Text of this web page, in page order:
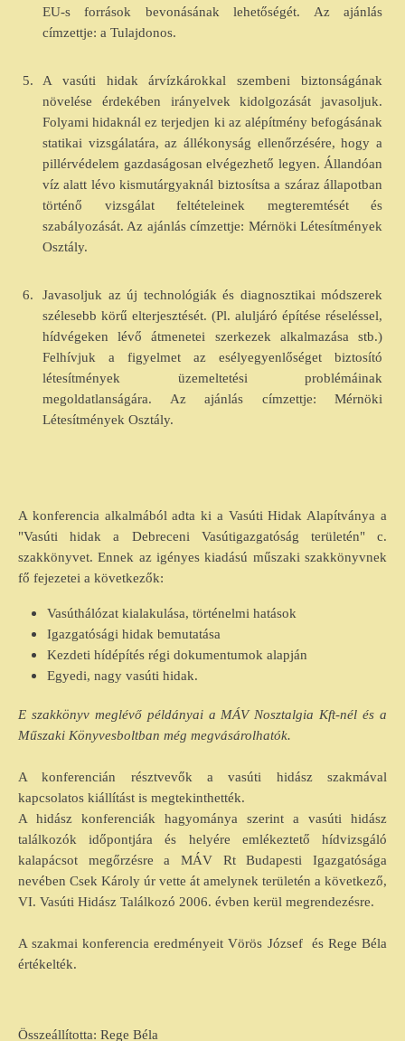
EU-s források bevonásának lehetőségét. Az ajánlás
címzettje: a Tulajdonos.
5.
A vasúti hidak árvízkárokkal szembeni biztonságának
növelése érdekében irányelvek kidolgozását javasoljuk.
Folyami hidaknál ez terjedjen ki az alépítmény befogásának
statikai vizsgálatára, az állékonyság ellenőrzésére, hogy a
pillérvédelem gazdaságosan elvégezhető legyen. Állandóan
víz alatt lévo kismutárgyaknál biztosítsa a száraz állapotban
történő vizsgálat feltételeinek megteremtését és
szabályozását. Az ajánlás címzettje: Mérnöki Létesítmények
Osztály.
6.
Javasoljuk az új technológiák és diagnosztikai módszerek
szélesebb körű elterjesztését. (Pl. aluljáró építése réseléssel,
hídvégeken lévő átmenetei szerkezek alkalmazása stb.)
Felhívjuk a figyelmet az esélyegyenlőséget biztosító
létesítmények üzemeltetési problémáinak
megoldatlanságára. Az ajánlás címzettje: Mérnöki
Létesítmények Osztály.
A konferencia alkalmából adta ki a Vasúti Hidak Alapítványa a
"Vasúti hidak a Debreceni Vasútigazgatóság területén" c.
szakkönyvet. Ennek az igényes kiadású műszaki szakkönyvnek
fő fejezetei a következők:
Vasúthálózat kialakulása, történelmi hatások
Igazgatósági hidak bemutatása
Kezdeti hídépítés régi dokumentumok alapján
Egyedi, nagy vasúti hidak.
E szakkönyv meglévő példányai a MÁV Nosztalgia Kft-nél és a
Műszaki Könyvesboltban még megvásárolhatók.
A konferencián résztvevők a vasúti hidász szakmával
kapcsolatos kiállítást is megtekinthették.
A hidász konferenciák hagyománya szerint a vasúti hidász
találkozók időpontjára és helyére emlékeztető hídvizsgáló
kalapácsot megőrzésre a MÁV Rt Budapesti Igazgatósága
nevében Csek Károly úr vette át amelynek területén a következő,
VI. Vasúti Hidász Találkozó 2006. évben kerül megrendezésre.
A szakmai konferencia eredményeit Vörös József és Rege Béla
értékelték.
Összeállította: Rege Béla